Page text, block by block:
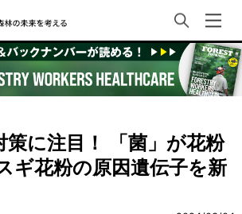
策に注目！ 「菌」が花粉
ギ花粉の原因遺伝子を新